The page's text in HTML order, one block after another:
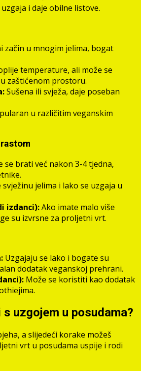
i daje obilne listove.
začin u mnogim jelima, bogat
temperature, ali može se
zaštićenom prostoru.
Sušena ili svježa, daje poseban
u različitim veganskim
se brati već nakon 3-4 tjedna,
svježinu jelima i lako se uzgaja u
izdanci):Ako imate malo više
su izvrsne za proljetni vrt.
Uzgajaju se lako i bogate su
dodatak veganskoj prehrani.
Može se koristiti kao dodatak
uzgojem u posudama?
a slijedeći korake možeš
vrt u posudama uspije i rodi